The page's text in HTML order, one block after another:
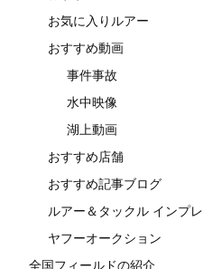
お気に入りルアー
おすすめ動画
事件事故
水中映像
湖上動画
おすすめ店舗
おすすめ記事ブログ
ルアー＆タックル インプレ
ヤフーオークション
全国フィールドの紹介